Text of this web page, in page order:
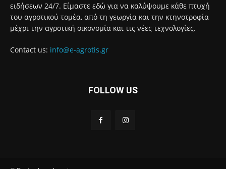
ειδήσεων 24/7. Είμαστε εδώ για να καλύψουμε κάθε πτυχή
του αγροτικού τομέα, από τη γεωργία και την κτηνοτροφία
μέχρι την αγροτική οικονομία και τις νέες τεχνολογίες.
Contact us: info@e-agrotis.gr
FOLLOW US